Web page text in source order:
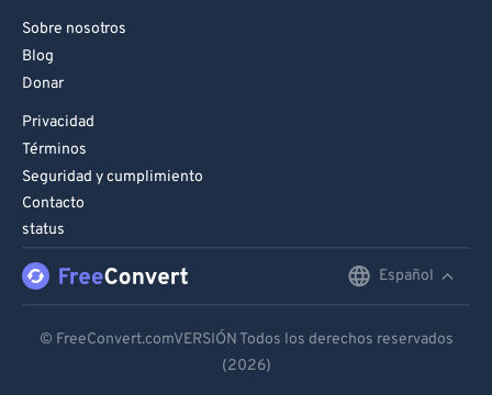
Sobre nosotros
Blog
Donar
Privacidad
Términos
Seguridad y cumplimiento
Contacto
status
Español
Español
© FreeConvert.comVERSIÓN Todos los derechos reservados
(2026)